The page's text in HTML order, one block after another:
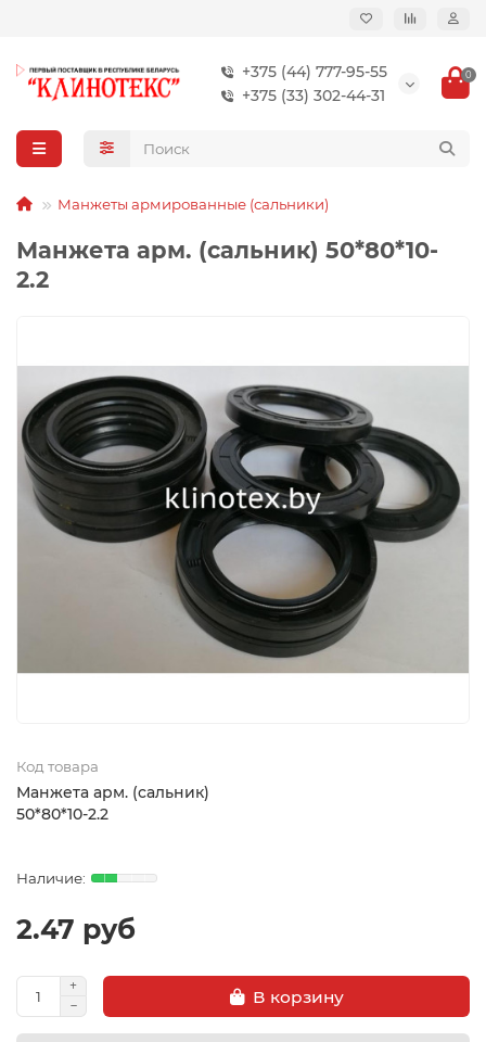
+375 (44) 777-95-55
+375 (33) 302-44-31
0
Манжеты армированные (сальники)
Манжета арм. (сальник) 50*80*10-
2.2
Код товара
Манжета арм. (сальник)
50*80*10-2.2
2.47 руб
В корзину